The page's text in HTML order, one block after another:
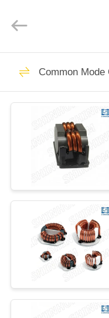
HEIM
PRODUKTE
VIDEOS
UNS
Enterprise
Co.,Ltd.
Common Mode